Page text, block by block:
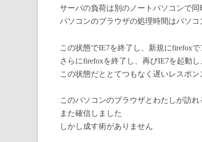
サーバの負荷は別のノートパソコンで
パソコンのブラウザの処理時間はパソ
この状態でIE7を終了し、新規にfirefox
さらにfirefoxを終了し、再びIE7を起動
この状態だととてつもなく遅いレスポン
このパソコンのブラウザとわたしが訪
また確信しました
しかし成す術がありません